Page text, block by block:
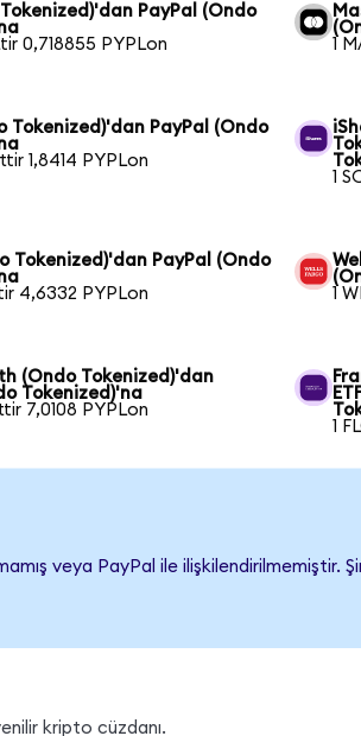
PayPal (Ondo
0,718855 PYPLon
1
Tokenized)'dan PayPal (Ondo
1,8414 PYPLon
1
Tokenized)'dan PayPal (Ondo
4,6332 PYPLon
1
(Ondo Tokenized)'dan
Tokenized)'na
7,0108 PYPLon
1
veya PayPal ile ilişkilendirilmemiştir.
kripto cüzdanı.